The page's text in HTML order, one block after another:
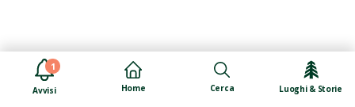
1
Avvisi Home Cerca Luoghi & Storie